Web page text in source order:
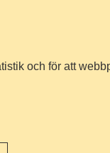
och för att